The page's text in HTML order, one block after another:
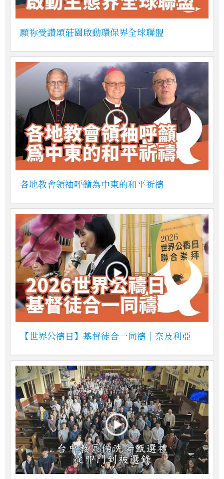
願祢受讚頌莊園啟動環保界全球聯盟
各地教會領袖呼籲為中東的和平祈禱
【世界公禱日】基督徒合一同禱｜奈及利亞